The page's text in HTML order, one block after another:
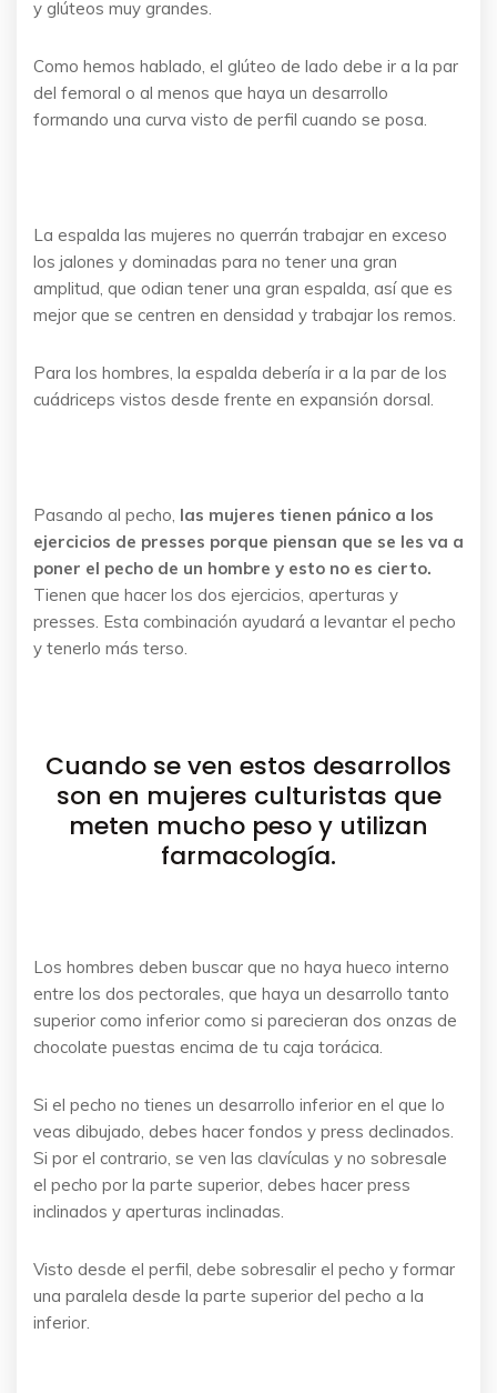
y glúteos muy grandes.
Como hemos hablado, el glúteo de lado debe ir a la par
del femoral o al menos que haya un desarrollo
formando una curva visto de perfil cuando se posa.
La espalda las mujeres no querrán trabajar en exceso
los jalones y dominadas para no tener una gran
amplitud, que odian tener una gran espalda, así que es
mejor que se centren en densidad y trabajar los remos.
Para los hombres, la espalda debería ir a la par de los
cuádriceps vistos desde frente en expansión dorsal.
Pasando al pecho, las mujeres tienen pánico a los
ejercicios de presses porque piensan que se les va a
poner el pecho de un hombre y esto no es cierto.
Tienen que hacer los dos ejercicios, aperturas y
presses. Esta combinación ayudará a levantar el pecho
y tenerlo más terso.
Cuando se ven estos desarrollos
son en mujeres culturistas que
meten mucho peso y utilizan
farmacología.
Los hombres deben buscar que no haya hueco interno
entre los dos pectorales, que haya un desarrollo tanto
superior como inferior como si parecieran dos onzas de
chocolate puestas encima de tu caja torácica.
Si el pecho no tienes un desarrollo inferior en el que lo
veas dibujado, debes hacer fondos y press declinados.
Si por el contrario, se ven las clavículas y no sobresale
el pecho por la parte superior, debes hacer press
inclinados y aperturas inclinadas.
Visto desde el perfil, debe sobresalir el pecho y formar
una paralela desde la parte superior del pecho a la
inferior.